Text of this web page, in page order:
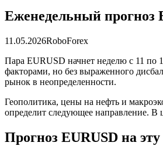
Еженедельный прогноз
11.05.2026RoboForex
Пара EURUSD начнет неделю с 11 по
факторами, но без выраженного
рынок в неопределенности.
Геополитика, цены на нефть и
определит следующее направление. В
Прогноз EURUSD на